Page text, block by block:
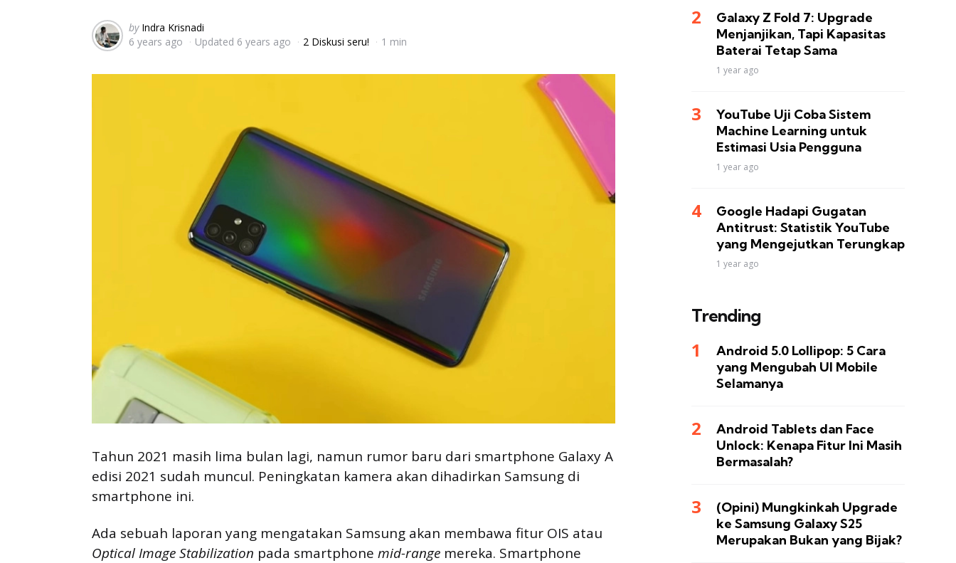
Posted
by
by Indra Krisnadi
6 years ago
Updated 6 years ago 2 Diskusi seru! 1 min
Tahun 2021 masih lima bulan lagi, namun rumor baru dari smartphone Galaxy A
edisi 2021 sudah muncul. Peningkatan kamera akan dihadirkan Samsung di
smartphone ini.
Ada sebuah laporan yang mengatakan Samsung akan membawa fitur OIS atau
Optical Image Stabilization pada smartphone mid-range mereka. Smartphone
Galaxy Z Fold 7: Upgrade
Menjanjikan, Tapi Kapasitas
Baterai Tetap Sama
1 year ago
YouTube Uji Coba Sistem
Machine Learning untuk
Estimasi Usia Pengguna
1 year ago
Google Hadapi Gugatan
Antitrust: Statistik YouTube
yang Mengejutkan Terungkap
1 year ago
Trending
Android 5.0 Lollipop: 5 Cara
yang Mengubah UI Mobile
Selamanya
Android Tablets dan Face
Unlock: Kenapa Fitur Ini Masih
Bermasalah?
(Opini) Mungkinkah Upgrade
ke Samsung Galaxy S25
Merupakan Bukan yang Bijak?